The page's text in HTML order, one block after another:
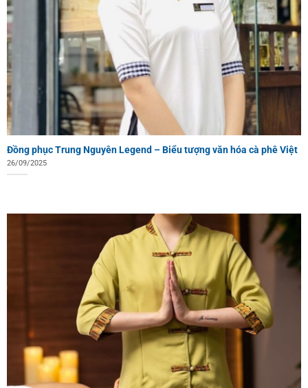
Đồng phục Trung Nguyên Legend – Biểu tượng văn hóa cà phê Việt
26/09/2025